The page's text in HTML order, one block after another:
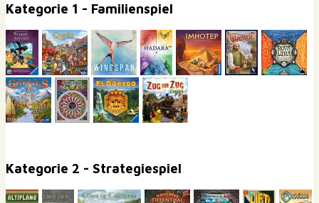
Kategorie 1 - Familienspiel
Kategorie 2 - Strategiespiel